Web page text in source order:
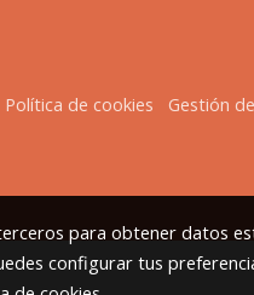
Política de cookies Gestión
para obtener datos
configurar tus